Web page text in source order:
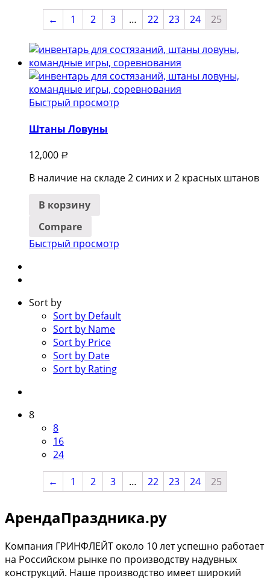
← 1 2 3 … 22 23 24 25
Быстрый просмотр
Штаны Ловуны
12,000 Р
В наличие на складе 2 синих и 2 красных штанов
В корзину
Compare
Быстрый просмотр
Sort by
Sort by Default
Sort by Name
Sort by Price
Sort by Date
Sort by Rating
8
8
16
24
← 1 2 3 … 22 23 24 25
АрендаПраздника.ру
Компания ГРИНФЛЕЙТ около 10 лет успешно работает
на Российском рынке по производству надувных
конструкций. Наше производство имеет широкий